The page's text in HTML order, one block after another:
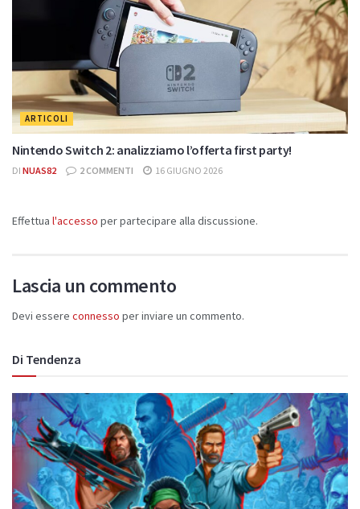
ARTICOLI
Nintendo Switch 2: analizziamo l’offerta first party!
DI NUAS82 2 COMMENTI 16 GIUGNO 2026
Effettua l'accesso per partecipare alla discussione.
Lascia un commento
Devi essere connesso per inviare un commento.
Di Tendenza